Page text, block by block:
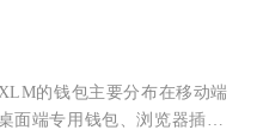
的钱包主要分布在移动端
面端专用钱包、浏览器插件